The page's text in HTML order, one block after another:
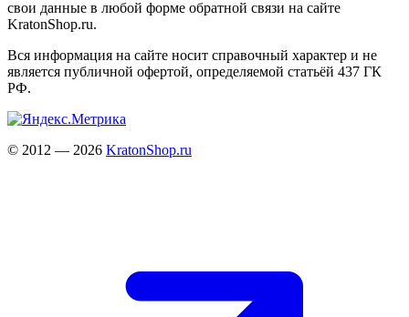
свои данные в любой форме обратной связи на сайте
KratonShop.ru.
Вся информация на сайте носит справочный характер и не
является публичной офертой, определяемой статьёй 437 ГК
РФ.
© 2012 — 2026 KratonShop.ru